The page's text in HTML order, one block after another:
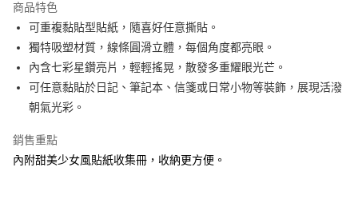
合作金庫商業銀行
華南商業銀行
彰化商業銀行
上海商業儲蓄銀行
台北富邦商業銀行
國泰世華商業銀行
兆豐國際商業銀行
臺灣中小企業銀行
台中商業銀行
匯豐（台灣）商業銀行
聯邦商業銀行
元大商業銀行
台新國際商業銀行
中國信託商業銀行
6 期 0 利率 每期
華南商業銀行
彰化商業銀行
上海商業儲蓄銀行
台北富邦商業銀行
國泰世華商業銀行
兆豐國際商業銀行
臺灣中小企業銀行
聯邦商業銀行
元大商業銀行
永豐商業銀行
12 期 0 利率 每期 NT$8
合作金庫商業銀行
第一商業銀行
上海商業儲蓄銀行
台北富邦商業銀行
國泰世華商業銀行
匯豐（台灣）商業銀行
聯邦商業銀行
遠東國際商業銀行
24 期 0 利率 每期 NT$4
合作金庫商業銀行
第一商業銀行
華南商業銀行
兆豐國際商業銀行
台中商業銀行
匯豐（台灣）商業銀行
華泰商業銀行
聯邦商業銀行
超商取貨付款
Apple Pay
商品特色
可重複黏貼型貼紙，隨喜好任意撕貼。
獨特吸塑材質，線條圓滑立體，每個角度都亮眼。
內含七彩星鑽亮片，輕輕搖晃，散發多重耀眼光芒。
可任意黏貼於日記、筆記本、信箋或日常小物等裝飾，展現活潑
朝氣光彩。
銷售重點
內附甜美少女風貼紙收集冊，收納更方便。